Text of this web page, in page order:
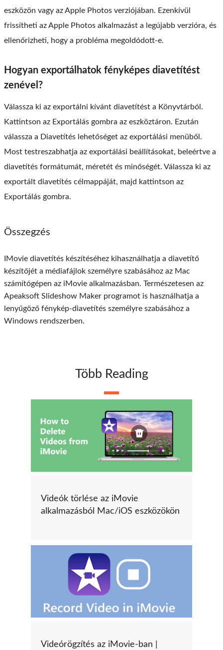
eszközön vagy az Apple Photos verziójában. Ezenkívül
frissítheti az Apple Photos alkalmazást a legújabb verzióra, és
ellenőrizheti, hogy a probléma megoldódott-e.
Hogyan exportálhatok fényképes diavetítést
zenével?
Válassza ki az exportálni kívánt diavetítést a Könyvtárból.
Kattintson az Exportálás gombra az eszköztáron. Ezután
válassza a Diavetítés lehetőséget az exportálási menüből.
Most testreszabhatja az exportálási beállításokat, beleértve a
diavetítés formátumát, méretét és minőségét. Válassza ki az
exportált diavetítés célmappáját, majd kattintson az
Exportálás gombra.
Összegzés
IMovie diavetítés készítéséhez kihasználhatja a diavetítő
készítőjét a médiafájlok személyre szabásához az Mac
számítógépen az iMovie alkalmazásban. Természetesen az
Apeaksoft Slideshow Maker programot is használhatja a
lenyűgöző fénykép-diavetítés személyre szabásához a
Windows rendszerben.
Több Reading
Videók törlése az iMovie
alkalmazásból Mac/iOS eszközökön
Videórögzítés az iMovie-ban |